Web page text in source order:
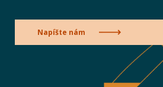
Napíšte nám